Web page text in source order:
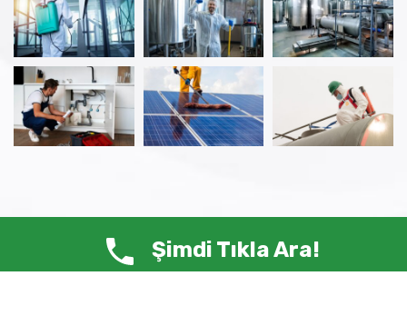
© Copyright 2025 ANTİ HAŞERE – Tüm Hakları Saklıdır.
Şimdi Tıkla Ara!